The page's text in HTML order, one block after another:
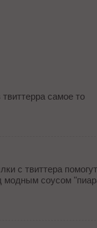
самое то
с твиттера
модным соусом